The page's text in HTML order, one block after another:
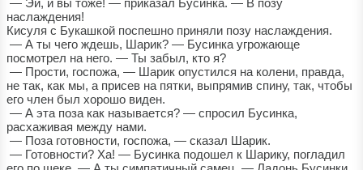
— Эй, и вы тоже! — приказал Бусинка. — В позу
наслаждения!
Кисуля с Букашкой поспешно приняли позу наслаждения.
— А ты чего ждешь, Шарик? — Бусинка угрожающе
посмотрел на него. — Ты забыл, кто я?
— Прости, госпожа, — Шарик опустился на колени, правда,
не так, как мы, а присев на пятки, выпрямив спину, так, чтобы
его член был хорошо виден.
— А эта поза как называется? — спросил Бусинка,
расхаживая между нами.
— Поза готовности, госпожа, — сказал Шарик.
— Готовности? Ха! — Бусинка подошел к Шарику, погладил